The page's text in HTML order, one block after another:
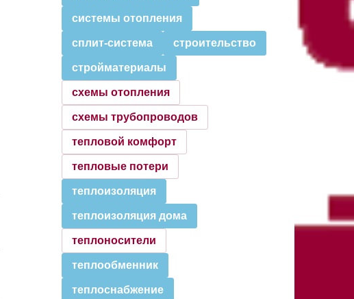
системы отопления
сплит-система строительство
стройматериалы
схемы отопления
схемы трубопроводов
тепловой комфорт
тепловые потери
теплоизоляция
теплоизоляция дома
теплоносители
теплообменник
теплоснабжение